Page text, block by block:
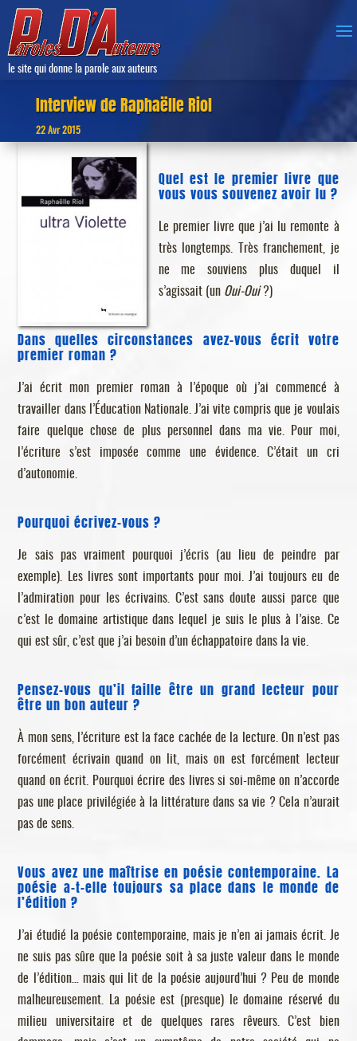
le site qui donne la parole aux auteurs
Interview de Raphaëlle Riol
22 Avr 2015
Quel est le premier livre que
vous vous souvenez avoir lu ?
Le premier livre que j’ai lu remonte à
très longtemps. Très franchement, je
ne me souviens plus duquel il
s’agissait (un Oui-Oui?)
Dans quelles circonstances avez-vous écrit votre
premier roman ?
J’ai écrit mon premier roman à l’époque où j’ai commencé à
travailler dans l’Éducation Nationale. J’ai vite compris que je voulais
faire quelque chose de plus personnel dans ma vie. Pour moi,
l’écriture s’est imposée comme une évidence. C’était un cri
d’autonomie.
Pourquoi écrivez-vous ?
Je sais pas vraiment pourquoi j’écris (au lieu de peindre par
exemple). Les livres sont importants pour moi. J’ai toujours eu de
l’admiration pour les écrivains. C’est sans doute aussi parce que
c’est le domaine artistique dans lequel je suis le plus à l’aise. Ce
qui est sûr, c’est que j’ai besoin d’un échappatoire dans la vie.
Pensez-vous qu’il faille être un grand lecteur pour
être un bon auteur ?
À mon sens, l’écriture est la face cachée de la lecture. On n’est pas
forcément écrivain quand on lit, mais on est forcément lecteur
quand on écrit. Pourquoi écrire des livres si soi-même on n’accorde
pas une place privilégiée à la littérature dans sa vie ? Cela n’aurait
pas de sens.
Vous avez une maîtrise en poésie contemporaine. La
poésie a-t-elle toujours sa place dans le monde de
l’édition ?
J’ai étudié la poésie contemporaine, mais je n’en ai jamais écrit. Je
ne suis pas sûre que la poésie soit à sa juste valeur dans le monde
de l’édition… mais qui lit de la poésie aujourd’hui ? Peu de monde
malheureusement. La poésie est (presque) le domaine réservé du
milieu universitaire et de quelques rares rêveurs. C’est bien